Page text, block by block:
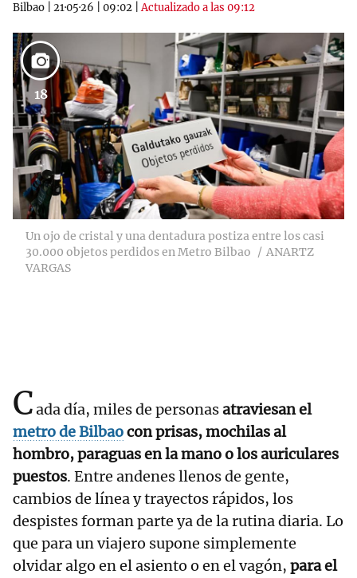
Bilbao
21·05·26 09:02 |Actualizado a las 09:12
18
Un ojo de cristal y una dentadura postiza entre los casi
30.000 objetos perdidos en Metro Bilbao
ANARTZ
VARGAS
Cada día, miles de personasatraviesan el
metro de Bilbaocon prisas, mochilas al
hombro, paraguas en la mano o los auriculares
puestos. Entre andenes llenos de gente,
cambios de línea y trayectos rápidos, los
despistes forman parte ya de la rutina diaria. Lo
que para un viajero supone simplemente
olvidar algo en el asiento o en el vagón, para el